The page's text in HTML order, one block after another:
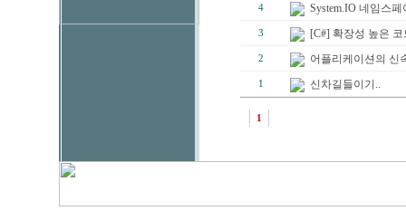
4 System.IO 네임스
3 [C#] 확장성 높은
2 어플리케이션의 신
1 신차길들이기..
1